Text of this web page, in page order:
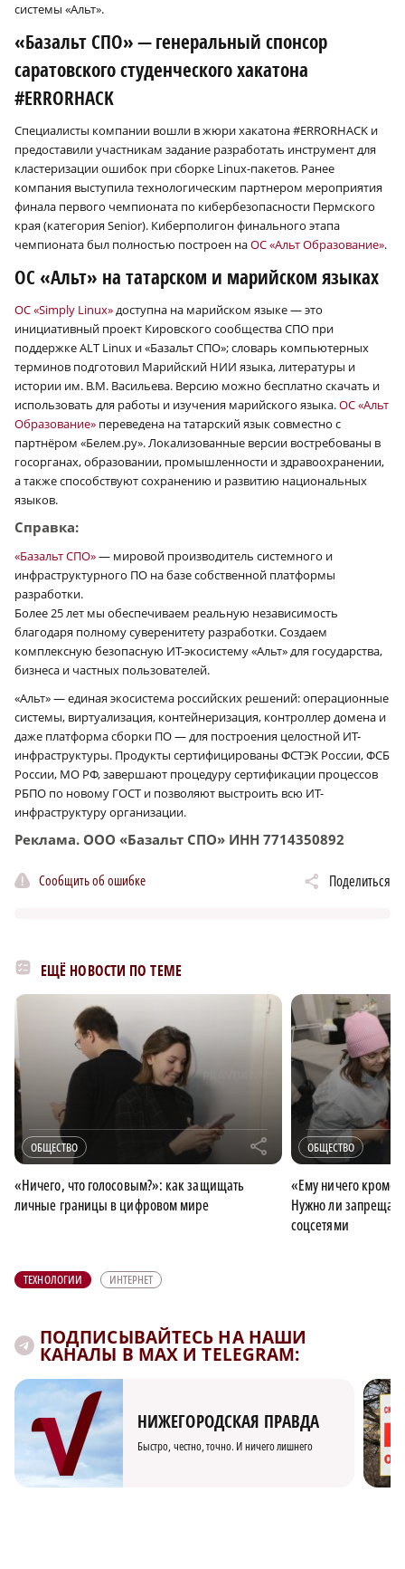
системы «Альт».
«Базальт СПО» — генеральный спонсор
саратовского студенческого хакатона
#ERRORHACK
Специалисты компании вошли в жюри хакатона #ERRORHACK и
предоставили участникам задание разработать инструмент для
кластеризации ошибок при сборке Linux-пакетов. Ранее
компания выступила технологическим партнером мероприятия
финала первого чемпионата по кибербезопасности Пермского
края (категория Senior). Киберполигон финального этапа
чемпионата был полностью построен наОС «Альт Образование».
ОС «Альт» на татарском и марийском языках
ОС «Simply Linux»доступна на марийском языке — это
инициативный проект Кировского сообщества СПО при
поддержке ALT Linux и «Базальт СПО»; словарь компьютерных
терминов подготовил Марийский НИИ языка, литературы и
истории им. В.М. Васильева. Версию можно бесплатно скачать и
использовать для работы и изучения марийского языка.ОС «Альт
Образование» переведена на татарский язык совместно с
партнёром «Белем.ру». Локализованные версии востребованы в
госорганах, образовании, промышленности и здравоохранении,
а также способствуют сохранению и развитию национальных
языков.
Справка:
«Базальт СПО»— мировой производитель системного и
инфраструктурного ПО на базе собственной платформы
разработки.
Более 25 лет мы обеспечиваем реальную независимость
благодаря полному суверенитету разработки. Создаем
комплексную безопасную ИТ-экосистему «Альт» для государства,
бизнеса и частных пользователей.
«Альт» — единая экосистема российских решений: операционные
системы, виртуализация, контейнеризация, контроллер домена и
даже платформа сборки ПО — для построения целостной ИТ-
инфраструктуры. Продукты сертифицированы ФСТЭК России, ФСБ
России, МО РФ, завершают процедуру сертификации процессов
РБПО по новому ГОСТ и позволяют выстроить всю ИТ-
инфраструктуру организации.
Реклама. ООО «Базальт СПО» ИНН 7714350892
Сообщить об ошибке Поделиться
ЕЩЁ НОВОСТИ ПО ТЕМЕ
ОБЩЕСТВО r
«Ничего, что голосовым?»: как защищать
личные границы в цифровом мире
ОБЩЕСТВО
«Ему ничего кроме
Нужно ли
соцсетями
ТЕХНОЛОГИИ ИНТЕРНЕТ
ПОДПИСЫВАЙТЕСЬ НА НАШИ
КАНАЛЫ В MAX И TELEGRAM:
НИЖЕГОРОДСКАЯ ПРАВДА
Быстро, честно, точно. И ничего лишнего